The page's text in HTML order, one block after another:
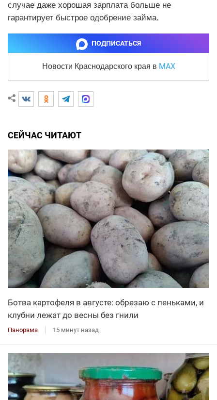
случае даже хорошая зарплата больше не
гарантирует быстрое одобрение займа.
ПОДПИСАТЬСЯ
Новости Краснодарского края в MAX
СЕЙЧАС ЧИТАЮТ
Ботва картофеля в августе: обрезаю с пеньками, и
клубни лежат до весны без гнили
Панорама 15 минут назад